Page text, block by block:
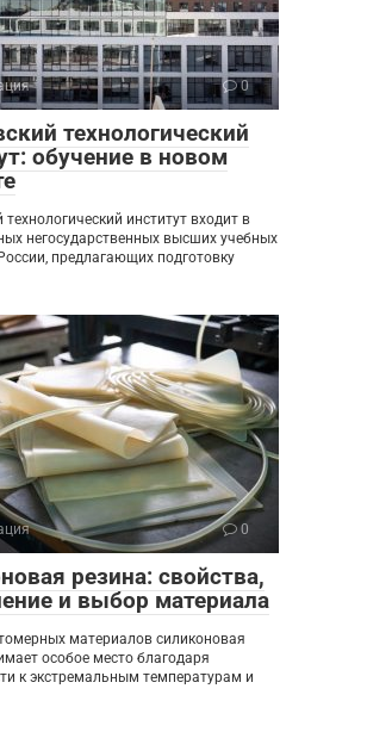
0
технологический
обучение в новом
технологический институт входит в
негосударственных высших учебных
предлагающих подготовку
0
резина: свойства,
и выбор материала
материалов силиконовая
особое место благодаря
к экстремальным температурам и